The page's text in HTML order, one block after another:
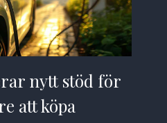
nytt stöd för
att köpa